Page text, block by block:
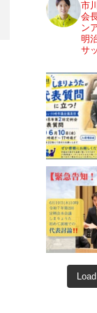
市
会
ン
明
サ